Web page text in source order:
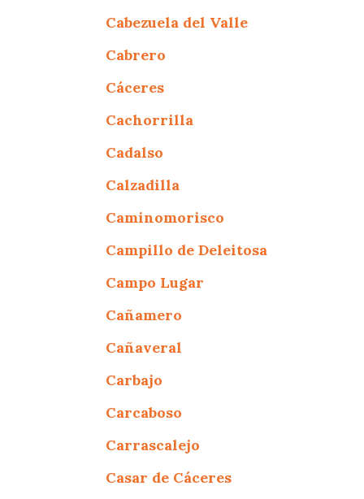
Cabezuela del Valle
Cabrero
Cáceres
Cachorrilla
Cadalso
Calzadilla
Caminomorisco
Campillo de Deleitosa
Campo Lugar
Cañamero
Cañaveral
Carbajo
Carcaboso
Carrascalejo
Casar de Cáceres